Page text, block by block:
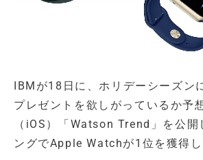
IBMが18日に、ホリデーシーズン
プレゼントを欲しがっているか予
（iOS）「Watson Trend」を公開
ングでApple Watchが1位を獲得し